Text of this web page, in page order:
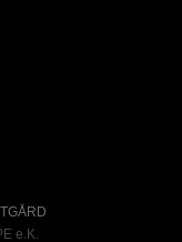
e.K.